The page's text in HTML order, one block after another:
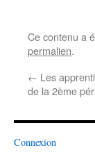
Ce contenu a
permalien.
← Les
de la 2ème
Connexion